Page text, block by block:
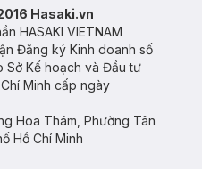
Hasaki.vn
HASAKI VIETNAM
Đăng ký Kinh doanh số
Sở Kế hoạch và Đầu tư
Minh cấp ngày
Hoa Thám, Phường Tân
Hồ Chí Minh